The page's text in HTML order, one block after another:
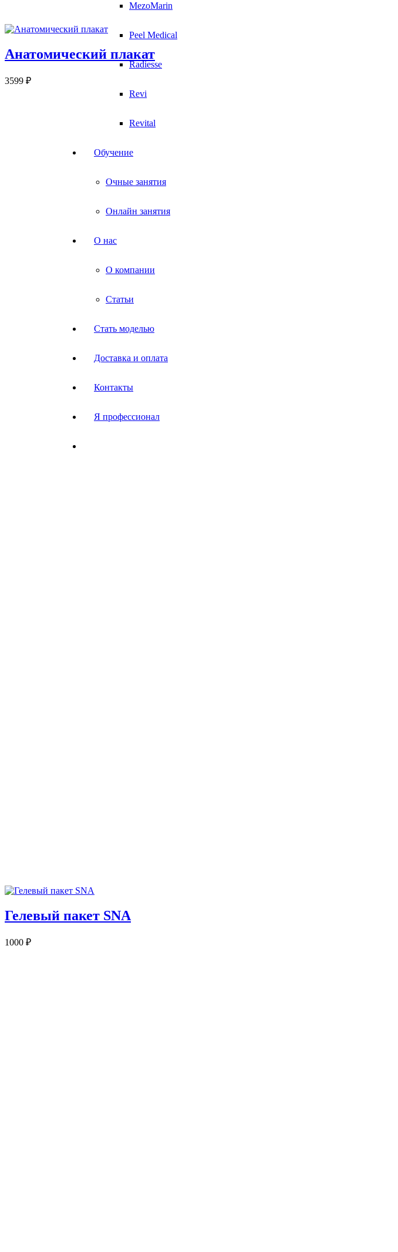
MezoMarin
Peel Medical
Radiesse
Revi
Revital
Обучение
Очные занятия
Онлайн занятия
О нас
О компании
Статьи
Стать моделью
Доставка и оплата
Контакты
Я профессионал
Анатомический плакат
3599 ₽
Гелевый пакет SNA
1000 ₽